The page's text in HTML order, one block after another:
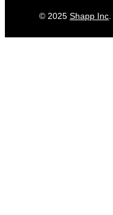
© 2025 Shapp Inc